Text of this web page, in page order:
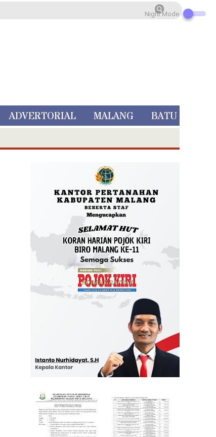
ADVERTORIAL MALANG BATU
Night Mode